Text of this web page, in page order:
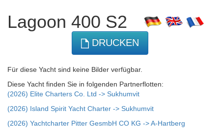
Lagoon 400 S2
DRUCKEN
Für diese Yacht sind keine Bilder verfügbar.
Diese Yacht finden Sie in folgenden Partnerflotten:
(2026) Elite Charters Co. Ltd -> Sukhumvit
(2026) Island Spirit Yacht Charter -> Sukhumvit
(2026) Yachtcharter Pitter GesmbH CO KG -> A-Hartberg